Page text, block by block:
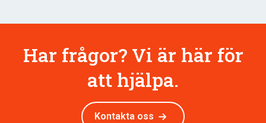
Har frågor? Vi är här för
att hjälpa.
Kontakta oss